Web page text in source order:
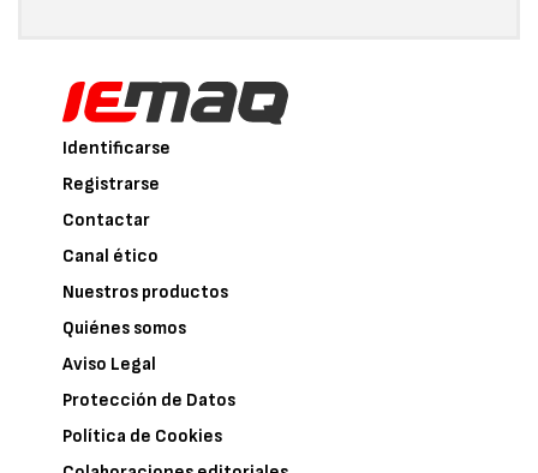
Identificarse
Registrarse
Contactar
Canal ético
Nuestros productos
Quiénes somos
Aviso Legal
Protección de Datos
Política de Cookies